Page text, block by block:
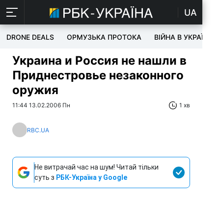
UA
DRONE DEALS ОРМУЗЬКА ПРОТОКА ВІЙНА В УКРАЇНІ
Украина и Россия не нашли в
Приднестровье незаконного
оружия
11:44 13.02.2006 Пн 1 хв
RBC.UA
Не витрачай час на шум! Читай тільки
суть з РБК-Україна у Google